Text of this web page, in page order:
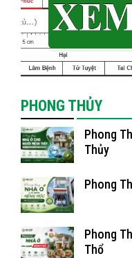
PHONG THỦY
Phong
Thủy
Phong
Phong
Thổ